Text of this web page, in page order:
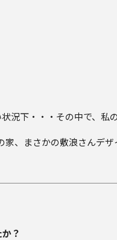
況下・・・その中で、私
、まさかの敷浪さんデザ
？